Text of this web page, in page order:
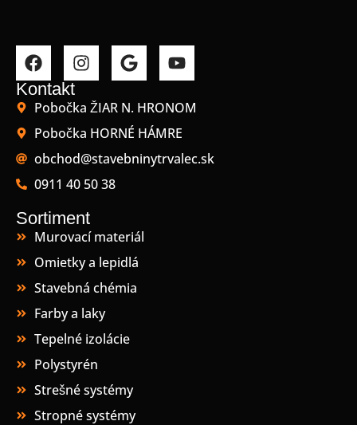
Kontakt
Pobočka ŽIAR N. HRONOM
Pobočka HORNÉ HÁMRE
obchod@stavebninytrvalec.sk
0911 40 50 38
Sortiment
Murovací materiál
Omietky a lepidlá
Stavebná chémia
Farby a laky
Tepelné izolácie
Polystyrén
Strešné systémy
Stropné systémy